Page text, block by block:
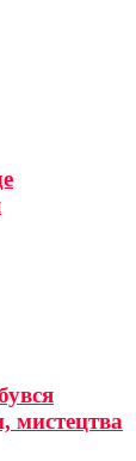
мистецтва